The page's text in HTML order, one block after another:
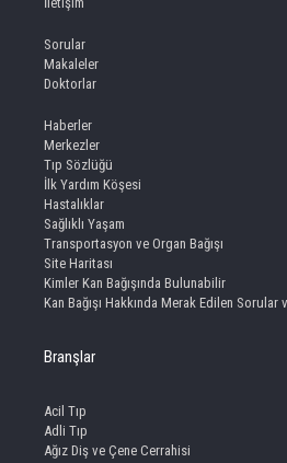
Sorular
Makaleler
Doktorlar
Haberler
Merkezler
Tıp Sözlüğü
İlk Yardım Köşesi
Hastalıklar
Sağlıklı Yaşam
Transportasyon ve Organ Bağışı
Site Haritası
Kimler Kan Bağışında Bulunabilir
Kan Bağışı Hakkında Merak Edilen Sorular
Branşlar
Acil Tıp
Adli Tıp
Ağız Diş ve Çene Cerrahisi